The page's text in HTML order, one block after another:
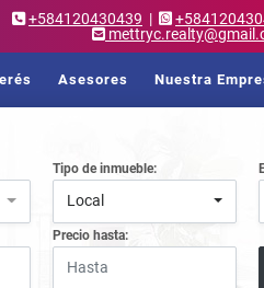
+584120430439 |
Asesores Nuestra
Tipo de inmueble:
Local
Precio hasta: